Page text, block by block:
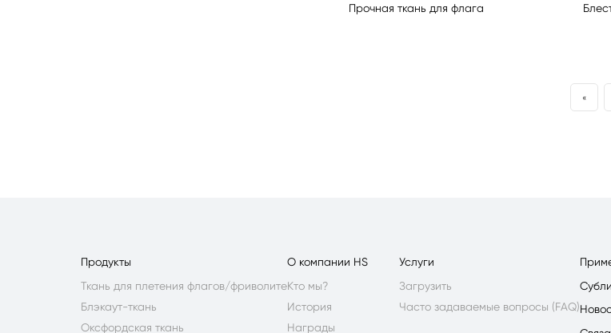
Прочная ткань для флага
«
Продукты
Ткань для плетения флагов/фриволите
Блэкаут-ткань
Оксфордская ткань
О компании HS
Кто мы?
История
Награды
Услуги
Загрузить
Часто задаваемые вопросы (FAQ)